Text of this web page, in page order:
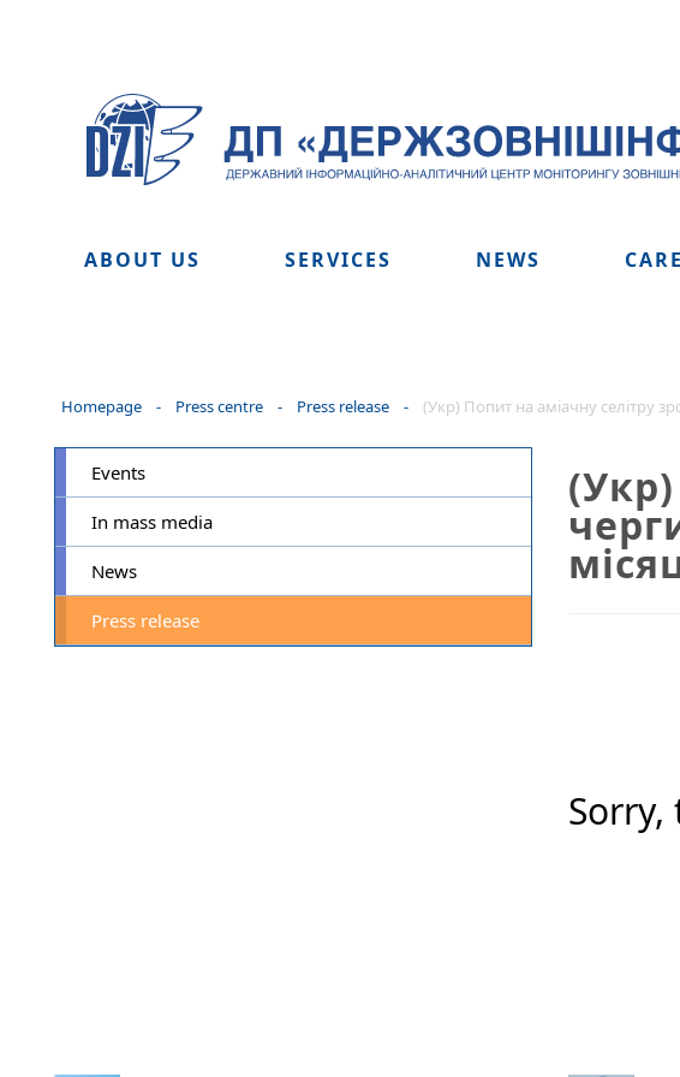
ABOUT US SERVICES NEWS
Homepage - Press centre - Press release - (Укр) Попит на аміачну селітру
Events
In mass media
News
Press release